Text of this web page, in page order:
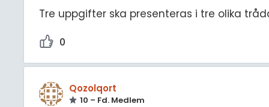
Tre uppgifter ska presenteras i tre olika
0
Qozolqort
10 – Fd. Medlem